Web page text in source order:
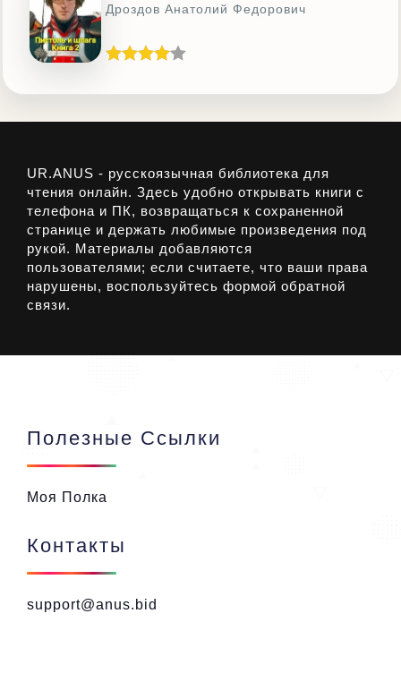
Дроздов Анатолий Федорович
UR.ANUS - русскоязычная библиотека для
чтения онлайн. Здесь удобно открывать книги с
телефона и ПК, возвращаться к сохраненной
странице и держать любимые произведения под
рукой. Материалы добавляются
пользователями; если считаете, что ваши права
нарушены, воспользуйтесь формой обратной
связи.
Полезные Ссылки
Моя Полка
Контакты
support@anus.bid